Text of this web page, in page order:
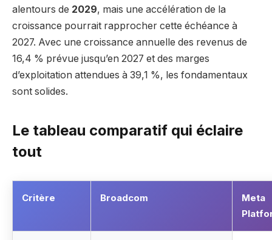
alentours de 2029, mais une accélération de la
croissance pourrait rapprocher cette échéance à
2027. Avec une croissance annuelle des revenus de
16,4 % prévue jusqu’en 2027 et des marges
d’exploitation attendues à 39,1 %, les fondamentaux
sont solides.
Le tableau comparatif qui éclaire
tout
Critère Broadcom
Meta